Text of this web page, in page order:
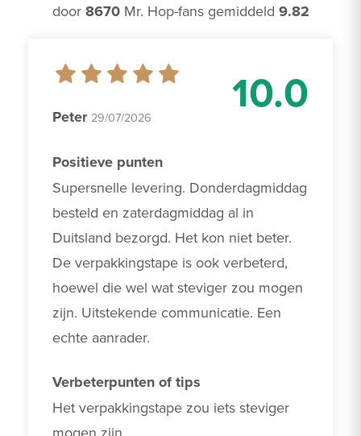
door 8670Mr. Hop-fans gemiddeld 9.82
10.0
Peter 29/07/2026
Positieve punten
Supersnelle levering. Donderdagmiddag
besteld en zaterdagmiddag al in
Duitsland bezorgd. Het kon niet beter.
De verpakkingstape is ook verbeterd,
hoewel die wel wat steviger zou mogen
zijn. Uitstekende communicatie. Een
echte aanrader.
Verbeterpunten of tips
Het verpakkingstape zou iets steviger